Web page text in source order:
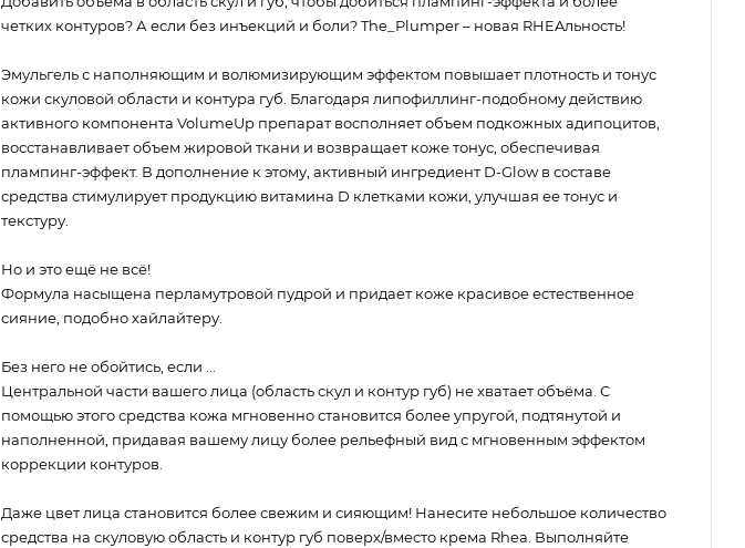
четких контуров? А если без инъекций и боли? The_Plumper – новая RHEAльность!
Эмульгель с наполняющим и волюмизирующим эффектом повышает плотность и тонус
кожи скуловой области и контура губ. Благодаря липофиллинг-подобному действию
активного компонента VolumeUp препарат восполняет объем подкожных адипоцитов,
восстанавливает объем жировой ткани и возвращает коже тонус, обеспечивая
плампинг-эффект. В дополнение к этому, активный ингредиент D-Glow в составе
средства стимулирует продукцию витамина D клетками кожи, улучшая ее тонус и
текстуру.
Но и это ещё не всё!
Формула насыщена перламутровой пудрой и придает коже красивое естественное
сияние, подобно хайлайтеру.
Без него не обойтись, если ...
Центральной части вашего лица (область скул и контур губ) не хватает объёма. С
помощью этого средства кожа мгновенно становится более упругой, подтянутой и
наполненной, придавая вашему лицу более рельефный вид с мгновенным эффектом
коррекции контуров.
Даже цвет лица становится более свежим и сияющим! Нанесите небольшое количество
средства на скуловую область и контур губ поверх/вместо крема Rhea. Выполняйте